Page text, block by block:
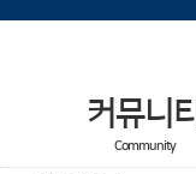
커뮤니티
Community